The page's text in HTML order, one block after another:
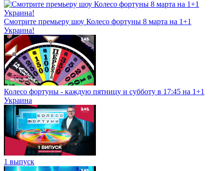
Смотрите премьеру шоу Колесо фортуны 8 марта на 1+1
Украина!
Колесо фортуны - каждую пятницу и субботу в 17:45 на 1+1
Украина
1 выпуск